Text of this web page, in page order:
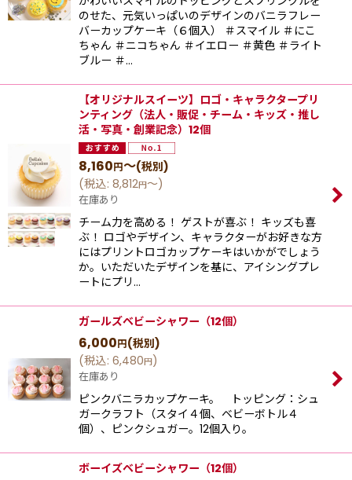
のせた、元気いっぱいのデザインのバニラフレー
バーカップケーキ（６個入） ＃スマイル ＃にこ
ちゃん ＃ニコちゃん ＃イエロー ＃黄色 ＃ライト
ブルー ＃…
【オリジナルスイーツ】ロゴ・キャラクタープリ
ンティング（法人・販促・チーム・キッズ・推し
活・写真・創業記念）12個
8,160円～(税別)
(税込: 8,812円～)
在庫あり
チーム力を高める！ ゲストが喜ぶ！ キッズも喜
ぶ！ ロゴやデザイン、キャラクターがお好きな方
にはプリントロゴカップケーキはいかがでしょう
か。いただいたデザインを基に、アイシングプレ
ートにプリ…
ガールズベビーシャワー（12個）
6,000円(税別)
(税込: 6,480円)
在庫あり
ピンクバニラカップケーキ。 トッピング：シュ
ガークラフト（スタイ４個、ベビーボトル４
個）、ピンクシュガー。12個入り。
ボーイズベビーシャワー（12個）